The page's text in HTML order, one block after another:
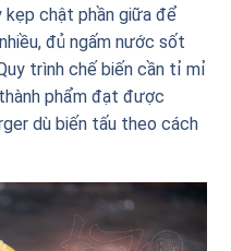
kẹp chật phần giữa để
đủ ngấm nước sốt
trình chế biến cần tỉ mỉ
phẩm đạt được
dù biến tấu theo cách